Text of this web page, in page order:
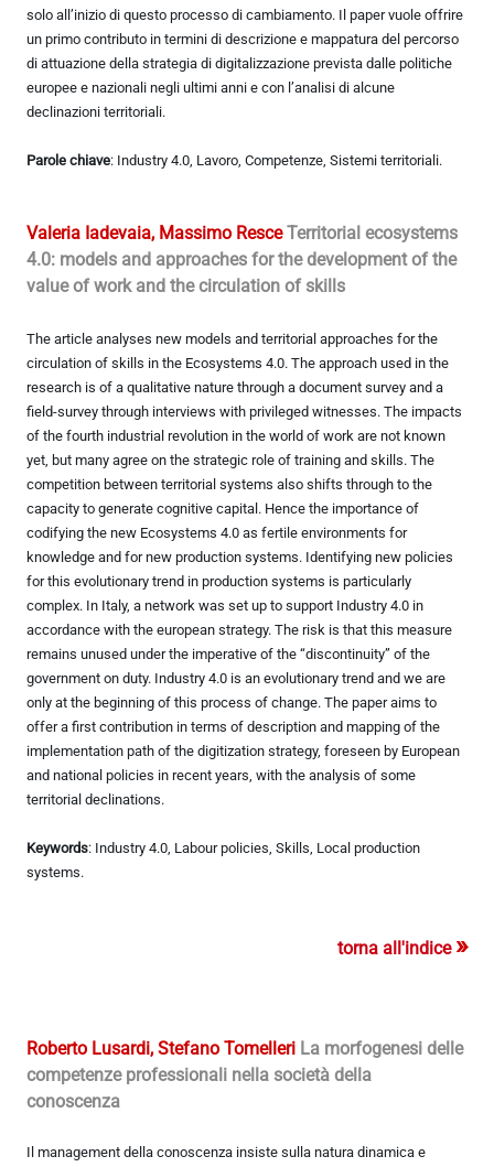
solo all’inizio di questo processo di cambiamento. Il paper vuole offrire
un primo contributo in termini di descrizione e mappatura del percorso
di attuazione della strategia di digitalizzazione prevista dalle politiche
europee e nazionali negli ultimi anni e con l’analisi di alcune
declinazioni territoriali.
Parole chiave: Industry 4.0, Lavoro, Competenze, Sistemi territoriali.
Valeria Iadevaia, Massimo ResceTerritorial ecosystems
4.0: models and approaches for the development of the
value of work and the circulation of skills
The article analyses new models and territorial approaches for the
circulation of skills in the Ecosystems 4.0. The approach used in the
research is of a qualitative nature through a document survey and a
field-survey through interviews with privileged witnesses. The impacts
of the fourth industrial revolution in the world of work are not known
yet, but many agree on the strategic role of training and skills. The
competition between territorial systems also shifts through to the
capacity to generate cognitive capital. Hence the importance of
codifying the new Ecosystems 4.0 as fertile environments for
knowledge and for new production systems. Identifying new policies
for this evolutionary trend in production systems is particularly
complex. In Italy, a network was set up to support Industry 4.0 in
accordance with the european strategy. The risk is that this measure
remains unused under the imperative of the “discontinuity” of the
government on duty. Industry 4.0 is an evolutionary trend and we are
only at the beginning of this process of change. The paper aims to
offer a first contribution in terms of description and mapping of the
implementation path of the digitization strategy, foreseen by European
and national policies in recent years, with the analysis of some
territorial declinations.
Keywords: Industry 4.0, Labour policies, Skills, Local production
systems.
torna all'indice »
Roberto Lusardi, Stefano Tomelleri La morfogenesi delle
competenze professionali nella società della
conoscenza
Il management della conoscenza insiste sulla natura dinamica e